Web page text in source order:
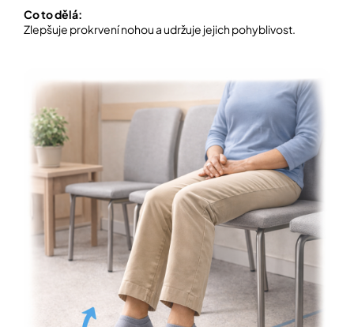
Co to dělá:
Zlepšuje prokrvení nohou a udržuje jejich pohyblivost.